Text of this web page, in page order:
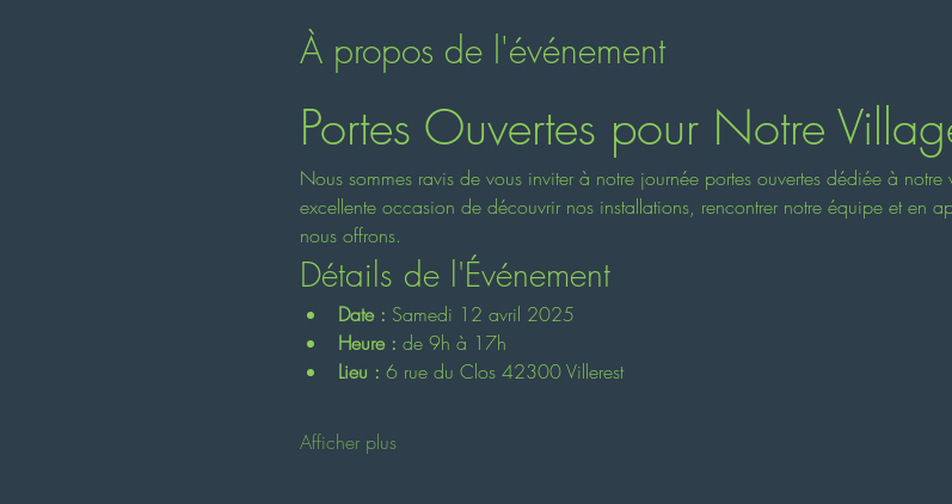
À propos de l'événement
Portes Ouvertes pour Notre
Nous sommes ravis de vous inviter à notre journée portes ouvertes dédiée à
excellente occasion de découvrir nos installations, rencontrer notre équipe et en
nous offrons.
Détails de l'Événement
Date : Samedi 12 avril 2025
Heure : de 9h à 17h
Lieu : 6 rue du Clos 42300 Villerest
Afficher plus